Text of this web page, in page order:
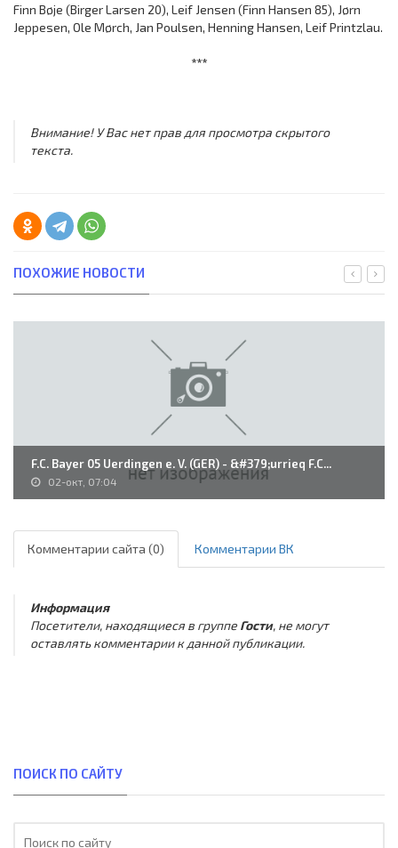
Finn Bøje (Birger Larsen 20), Leif Jensen (Finn Hansen 85), Jørn
Jeppesen, Ole Mørch, Jan Poulsen, Henning Hansen, Leif Printzlau.
***
Внимание! У Вас нет прав для просмотра скрытого
текста.
ПОХОЖИЕ НОВОСТИ
F.C. Bayer 05 Uerdingen e. V. (GER) - &#379;urrieq F.C...
02-окт, 07:04
Комментарии сайта (0) Комментарии ВК
Информация
Посетители, находящиеся в группе Гости, не могут
оставлять комментарии к данной публикации.
ПОИСК ПО САЙТУ